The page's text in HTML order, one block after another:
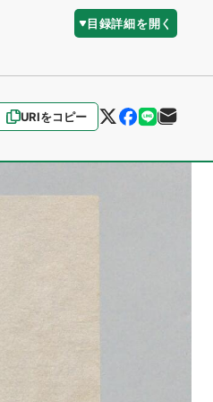
目録詳細を開く
URIをコピー